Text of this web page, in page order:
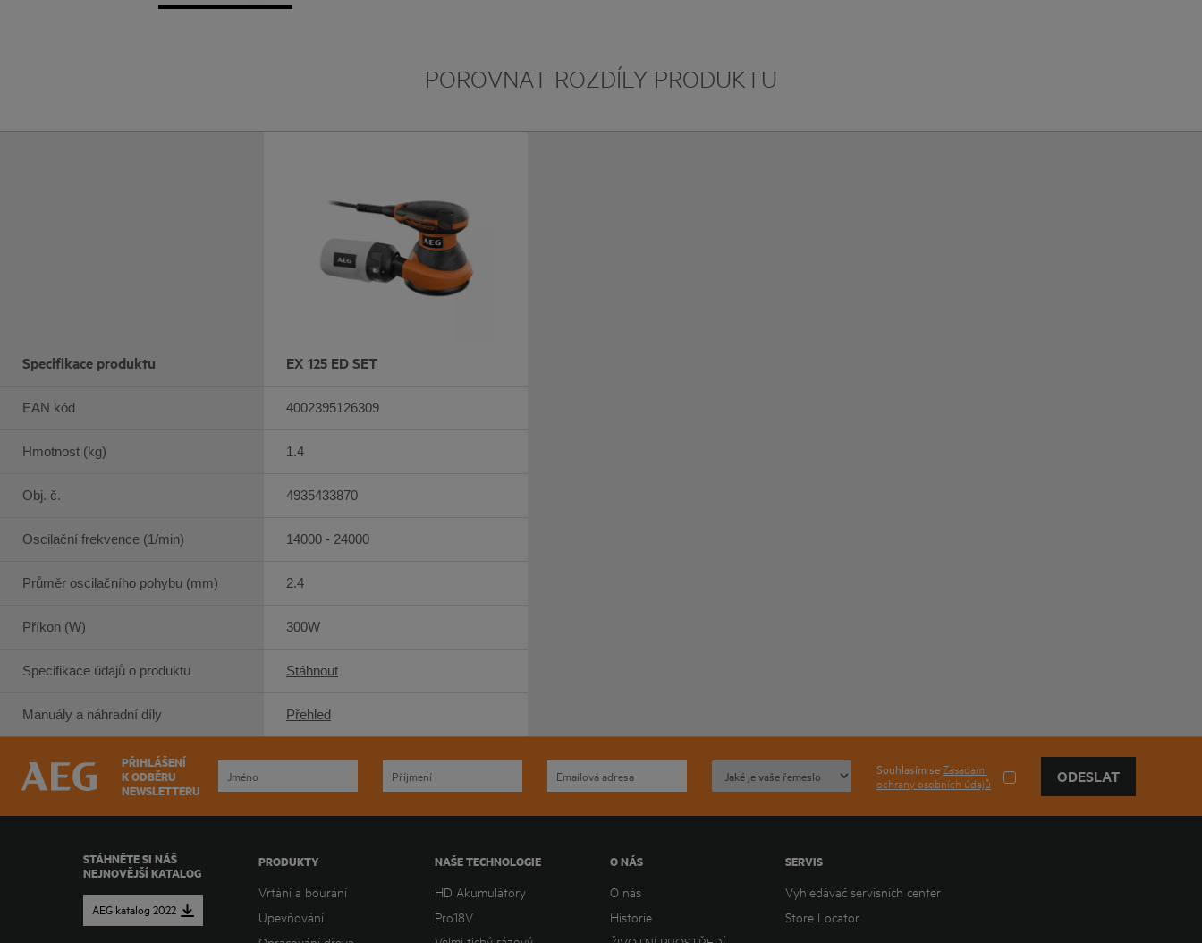
POROVNAT ROZDÍLY PRODUKTU
Specifikace produktu
EAN kód
Hmotnost (kg)
Obj. č.
Oscilační frekvence (1/min)
Průměr oscilačního pohybu (mm)
Příkon (W)
Specifikace údajů o produktu
Manuály a náhradní díly
EX 125 ED SET
4002395126309
1.4
4935433870
14000 - 24000
2.4
300W
Stáhnout
Přehled
PŘIHLÁŠENÍ
K ODBĚRU
NEWSLETTERU
Souhlasím seZásadami
ochrany osobních údajů
ODESLAT
STÁHNĚTE SI NÁŠ
NEJNOVĚJŠÍ KATALOG
AEG katalog 2022
PRODUKTY
Vrtání a bourání
Upevňování
NAŠE TECHNOLOGIE
HD Akumulátory
Pro18V
O NÁS
O nás
Historie
SERVIS
Vyhledávač servisních center
Store Locator